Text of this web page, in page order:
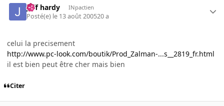
jeff hardy INpactien
Posté(e) le 13 août 200520 a
celui la precisement
http://www.pc-look.com/boutik/Prod_Zalman-...s__2819_fr.html
il est bien peut être cher mais bien
Citer